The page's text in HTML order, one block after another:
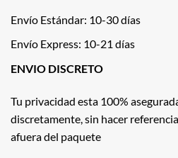
Envío Estándar: 10-30 días
Envío Express: 10-21 días
ENVIO DISCRETO
Tu privacidad esta 100%
discretamente, sin hacer
afuera del paquete